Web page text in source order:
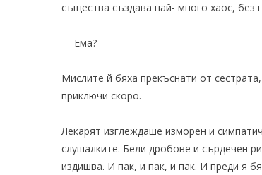
същества създава най- много хаос, без
― Ема?
Мислите й бяха прекъснати от
приключи скоро.
Лекарят изглеждаше изморен и
слушалките. Бели дробове и сърдечен
издишва. И пак, и пак, и пак. И преди я